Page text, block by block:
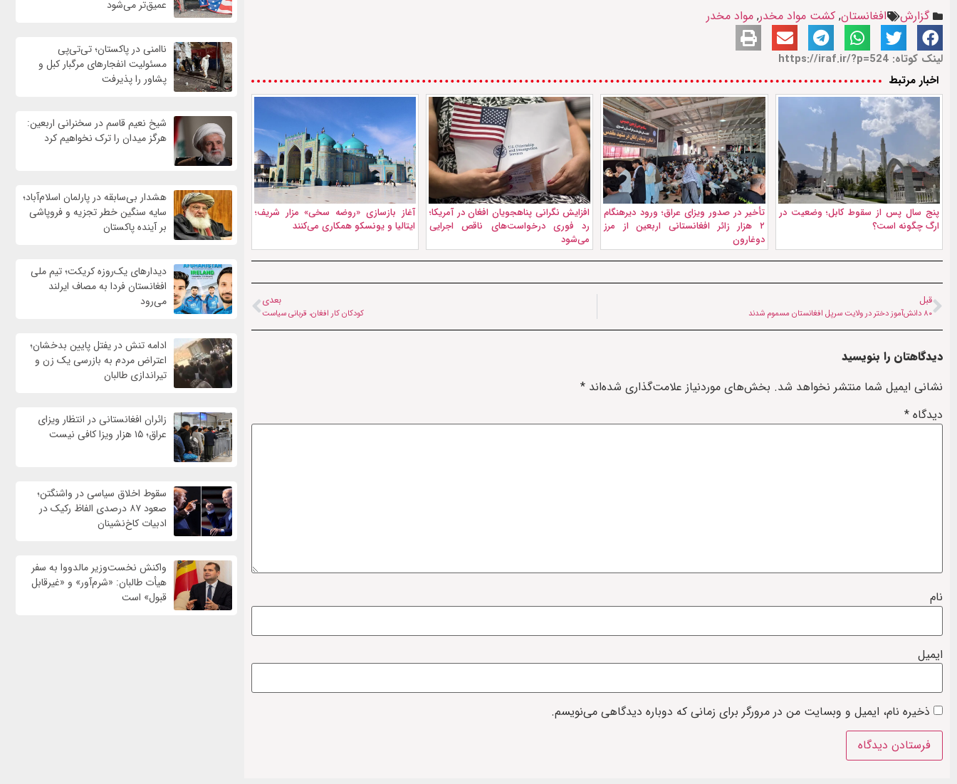
گزارش
افغانستان, کشت مواد مخدر, مواد مخدر
لینک کوتاه: https://iraf.ir/?p=524
اخبار مرتبط
پنج سال پس از سقوط کابل؛ وضعیت در
ارگ چگونه است؟
تأخیر در صدور ویزای عراق؛ ورود دیرهنگام
۲ هزار زائر افغانستانی اربعین از مرز
دوغارون
افزایش نگرانی پناهجویان افغان در آمریکا؛
رد فوری درخواست‌های ناقص اجرایی
می‌شود
آغاز بازسازی «روضه سخی» مزار شریف؛
ایتالیا و یونسکو همکاری می‌کنند
قبل
۸۰ دانش‌آموز دختر در ولایت سرپل افغانستان مسموم شدند
بعدی
کودکان کار افغان، قربانی سیاست
دیدگاهتان را بنویسید
نشانی ایمیل شما منتشر نخواهد شد. بخش‌های موردنیاز علامت‌گذاری شده‌اند *
دیدگاه *
نام
ایمیل
ذخیره نام، ایمیل و وبسایت من در مرورگر برای زمانی که دوباره دیدگاهی می‌نویسم.
عمیق‌تر می‌شود
ناامنی در پاکستان؛ تی‌تی‌پی
مسئولیت انفجارهای مرگبار کبل و
پشاور را پذیرفت
شیخ نعیم قاسم در سخنرانی اربعین:
هرگز میدان را ترک نخواهیم کرد
هشدار بی‌سابقه در پارلمان اسلام‌آباد؛
سایه سنگین خطر تجزیه و فروپاشی
بر آینده پاکستان
دیدارهای یک‌روزه کریکت؛ تیم ملی
افغانستان فردا به مصاف ایرلند
می‌رود
ادامه تنش در یفتل پایین بدخشان؛
اعتراض مردم به بازرسی یک زن و
تیراندازی طالبان
زائران افغانستانی در انتظار ویزای
عراق؛ ۱۵ هزار ویزا کافی نیست
سقوط اخلاق سیاسی در واشنگتن؛
صعود ۸۷ درصدی الفاظ رکیک در
ادبیات کاخ‌نشینان
واکنش نخست‌وزیر مالدووا به سفر
هیأت طالبان: «شرم‌آور» و «غیرقابل
قبول» است